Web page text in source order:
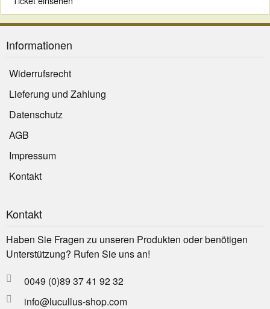
Informationen
Widerrufsrecht
Lieferung und Zahlung
Datenschutz
AGB
Impressum
Kontakt
Kontakt
Haben Sie Fragen zu unseren Produkten oder benötigen
Unterstützung? Rufen Sie uns an!
0049 (0)89 37 41 92 32
info@lucullus-shop.com